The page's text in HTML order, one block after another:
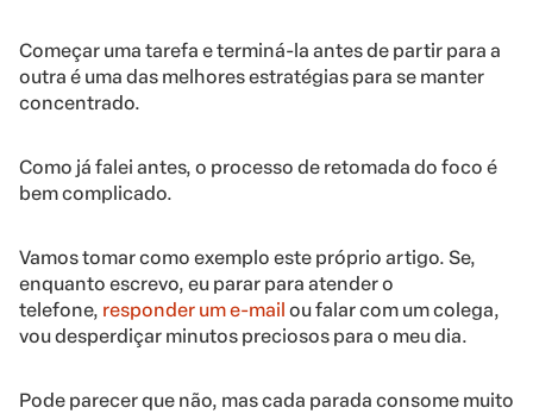
Começar uma tarefa e terminá-la antes de partir para a
outra é uma das melhores estratégias para se manter
concentrado.
Como já falei antes, o processo de retomada do foco é
bem complicado.
Vamos tomar como exemplo este próprio artigo. Se,
enquanto escrevo, eu parar para atender o
telefone, responder um e-mail ou falar com um colega,
vou desperdiçar minutos preciosos para o meu dia.
Pode parecer que não, mas cada parada consome muito